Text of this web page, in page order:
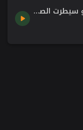
الحرب الباردة الجديدة: ماذا لو سيطرت الصين على العالم | بودكاست فنجان